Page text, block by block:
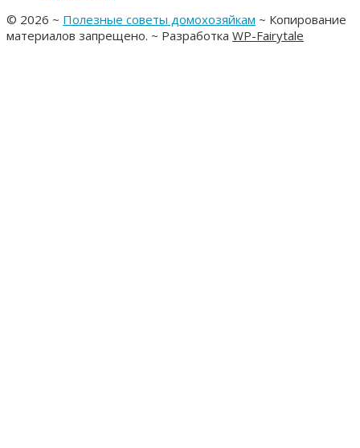
© 2026 ~ Полезные советы домохозяйкам ~ Копирование
материалов запрещено. ~ Разработка WP-Fairytale